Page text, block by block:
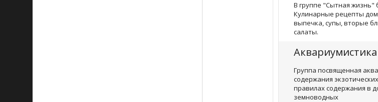
В группе "Сытная жизнь"
Кулинарные рецепты
выпечка, супы, вторые
салаты.
Группа посвященная
содержания
правилах содержания в
земноводных